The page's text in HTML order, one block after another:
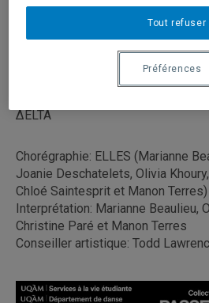
ΔELTA
Chorégraphie: ELLES (Marianne
Joanie Deschatelets, Olivia
Chloé Saintesprit et Manon Terres)
Interprétation: Marianne Beaulieu,
Christine Paré et Manon Terres
Conseiller artistique: Todd
Tout refuser
Préférences